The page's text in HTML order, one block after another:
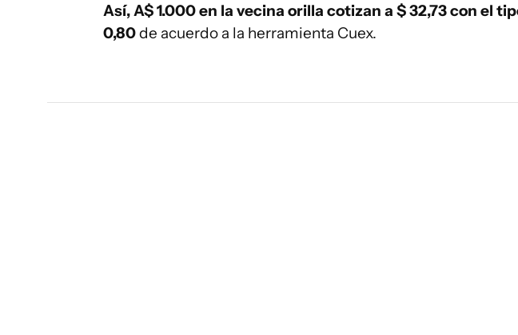
Así, A$ 1.000 en la vecina orilla cotizan a $ 32,73 con el
0,80de acuerdo a la herramienta Cuex.